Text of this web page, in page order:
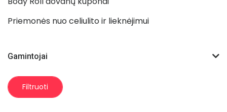
Priemonės nuo celiulito ir lieknėjimui
Gamintojai
Filtruoti